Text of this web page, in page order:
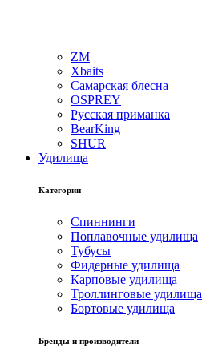
ZM
Xbaits
Самарская блесна
OSPREY
Русская приманка
BearKing
SHUR
Удилища
Категории
Спиннинги
Поплавочные удилища
Тубусы
Фидерные удилища
Карповые удилища
Троллинговые удилища
Бортовые удилища
Бренды и производители